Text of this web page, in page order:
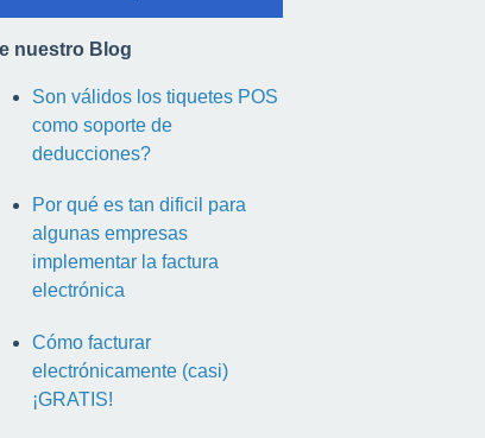
nuestro Blog
Son válidos los tiquetes POS
como soporte de
deducciones?
Por qué es tan dificil para
algunas empresas
implementar la factura
electrónica
Cómo facturar
electrónicamente (casi)
¡GRATIS!